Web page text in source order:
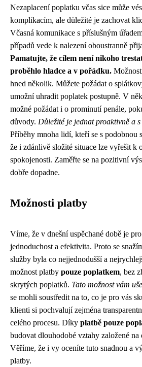
Nezaplacení poplatku včas sice může
komplikacím, ale důležité je zachovat
Včasná komunikace s příslušným
případů vede k nalezení oboustranně
Pamatujte, že cílem není nikoho
proběhlo hladce a v pořádku.
hned několik. Můžete požádat o
umožní uhradit poplatek postupně. V
možné požádat i o prominutí penále,
důvody. Důležité je jednat proaktivně a
Příběhy mnoha lidí, kteří se s podobnou
že i zdánlivě složité situace lze vyřešit k
spokojenosti. Zaměřte se na pozitivní
dobře dopadne.
Možnosti platby
Víme, že v dnešní uspěchané době je
jednoduchost a efektivita. Proto se
služby byla co nejjednodušší a
možnost platby pouze poplatkem, bez
skrytých poplatků. Tato možnost vám
se mohli soustředit na to, co je pro vás
klienti si pochvalují zejména
celého procesu. Díky platbě pouze
budovat dlouhodobé vztahy založené na
Věříme, že i vy oceníte tuto snadnou a
platby.